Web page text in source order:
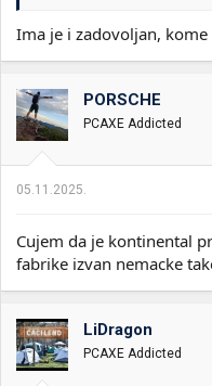
Ima je i zadovoljan,
PORSCHE
PCAXE Addicted
05.11.2025.
Cujem da je kontinental
fabrike izvan nemacke
LiDragon
PCAXE Addicted